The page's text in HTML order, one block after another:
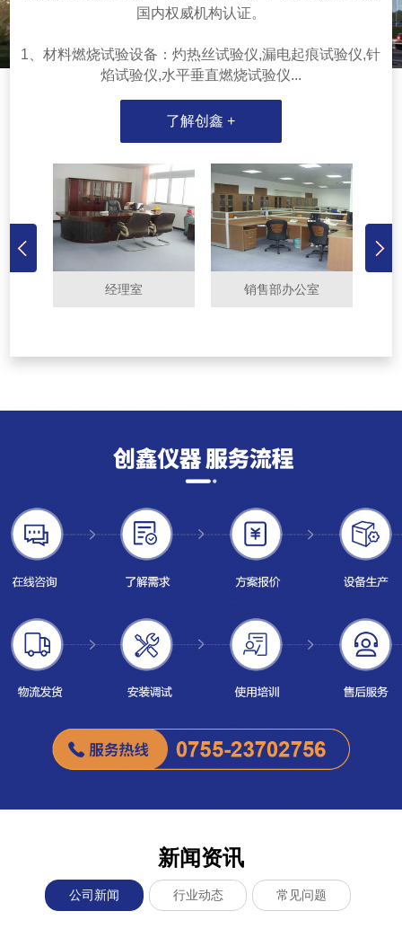
国内权威机构认证。
1、材料燃烧试验设备：灼热丝试验仪,漏电起痕试验仪,针
焰试验仪,水平垂直燃烧试验仪...
了解创鑫 +
经理室 销售部办公室
新闻资讯
公司新闻 行业动态 常见问题